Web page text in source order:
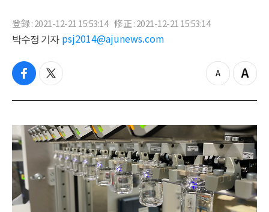
登録 : 2021-12-21 15:53:14 修正 : 2021-12-21 15:53:14
박수정 기자 psj2014@ajunews.com
f
c
b
o
o
k
t
i
t
e
r
z
o
o
u
t
Z
o
i
n